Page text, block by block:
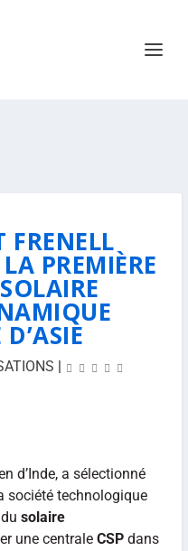
FRENELL
PREMIÈRE
|
d’Inde, a sélectionné
société technologique
solaire
une centrale CSPdans